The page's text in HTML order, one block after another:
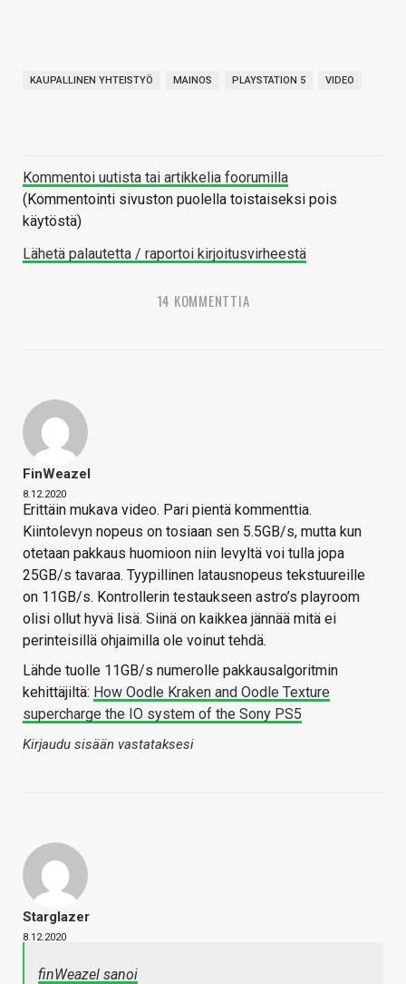
KAUPALLINEN YHTEISTYÖ MAINOS PLAYSTATION 5 VIDEO
Kommentoi uutista tai artikkelia foorumilla
(Kommentointi sivuston puolella toistaiseksi pois
käytöstä)
Lähetä palautetta / raportoi kirjoitusvirheestä
14 KOMMENTTIA
FinWeazel
8.12.2020
Erittäin mukava video. Pari pientä kommenttia.
Kiintolevyn nopeus on tosiaan sen 5.5GB/s, mutta kun
otetaan pakkaus huomioon niin levyltä voi tulla jopa
25GB/s tavaraa. Tyypillinen latausnopeus tekstuureille
on 11GB/s. Kontrollerin testaukseen astro’s playroom
olisi ollut hyvä lisä. Siinä on kaikkea jännää mitä ei
perinteisillä ohjaimilla ole voinut tehdä.
Lähde tuolle 11GB/s numerolle pakkausalgoritmin
kehittäjiltä: How Oodle Kraken and Oodle Texture
supercharge the IO system of the Sony PS5
Kirjaudu sisään vastataksesi
Starglazer
8.12.2020
finWeazel sanoi